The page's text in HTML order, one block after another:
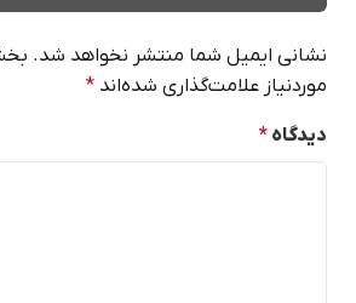
نشانی ایمیل شما منتشر نخواهد شد.
موردنیاز علامت‌گذاری شده‌اند *
دیدگاه *